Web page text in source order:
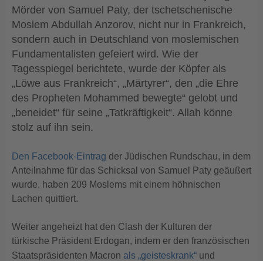
Mörder von Samuel Paty, der tschetschenische
Moslem Abdullah Anzorov, nicht nur in Frankreich,
sondern auch in Deutschland von moslemischen
Fundamentalisten gefeiert wird. Wie der
Tagesspiegel berichtete, wurde der Köpfer als
„Löwe aus Frankreich“, „Märtyrer“, den „die Ehre
des Propheten Mohammed bewegte“ gelobt und
„beneidet“ für seine „Tatkräftigkeit“. Allah könne
stolz auf ihn sein.
Den Facebook-Eintrag der Jüdischen Rundschau, in dem
Anteilnahme für das Schicksal von Samuel Paty geäußert
wurde, haben 209 Moslems mit einem höhnischen
Lachen quittiert.
Weiter angeheizt hat den Clash der Kulturen der
türkische Präsident Erdogan, indem er den französischen
Staatspräsidenten Macron als „geisteskrank“ und